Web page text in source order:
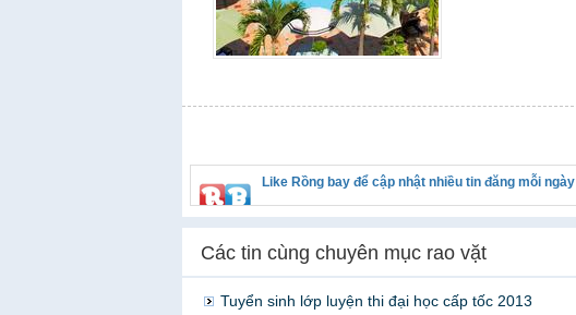
Like Rồng bay để cập nhật nhiều tin đăng mỗi ngày
Các tin cùng chuyên mục rao vặt
Tuyển sinh lớp luyện thi đại học cấp tốc 2013